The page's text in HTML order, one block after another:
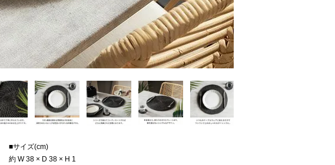
■サイズ(cm)
約 W 38 × D 38 × H 1